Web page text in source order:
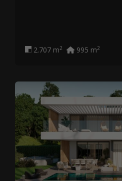
2.707 m2 995 m2